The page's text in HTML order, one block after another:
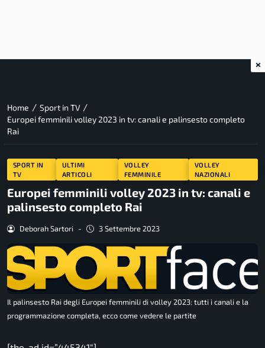
Home / Sport in TV /
Europei femminili volley 2023 in tv: canali e palinsesto completo
Rai
SPORT IN
TV
ULTIMI
ARTICOLI
VOLLEY
FEMMINILE
VOLLEY
NAZIONALI
Europei femminili volley 2023 in tv: canali e
palinsesto completo Rai
Deborah Sartori - 3 Settembre 2023
Il palinsesto Rai degli Europei femminili di volley 2023: tutti i canali e la
programmazione completa, ecco come vedere le partite
×